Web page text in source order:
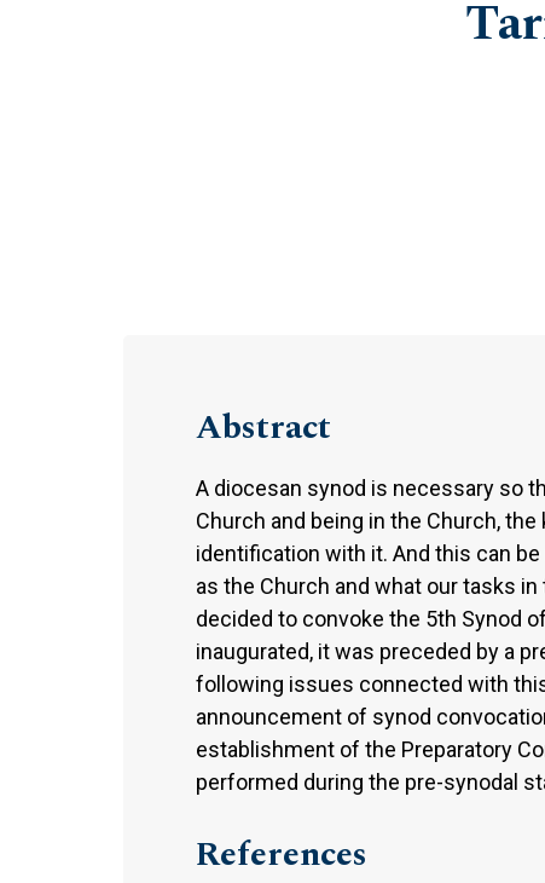
Abstract
A diocesan synod is necessary so
Church and being in the Church,
identification with it. And this can
as the Church and what our tasks
decided to convoke the 5th Synod
inaugurated, it was preceded by a
following issues connected with
announcement of synod
establishment of the Preparatory
performed during the pre-synodal
References